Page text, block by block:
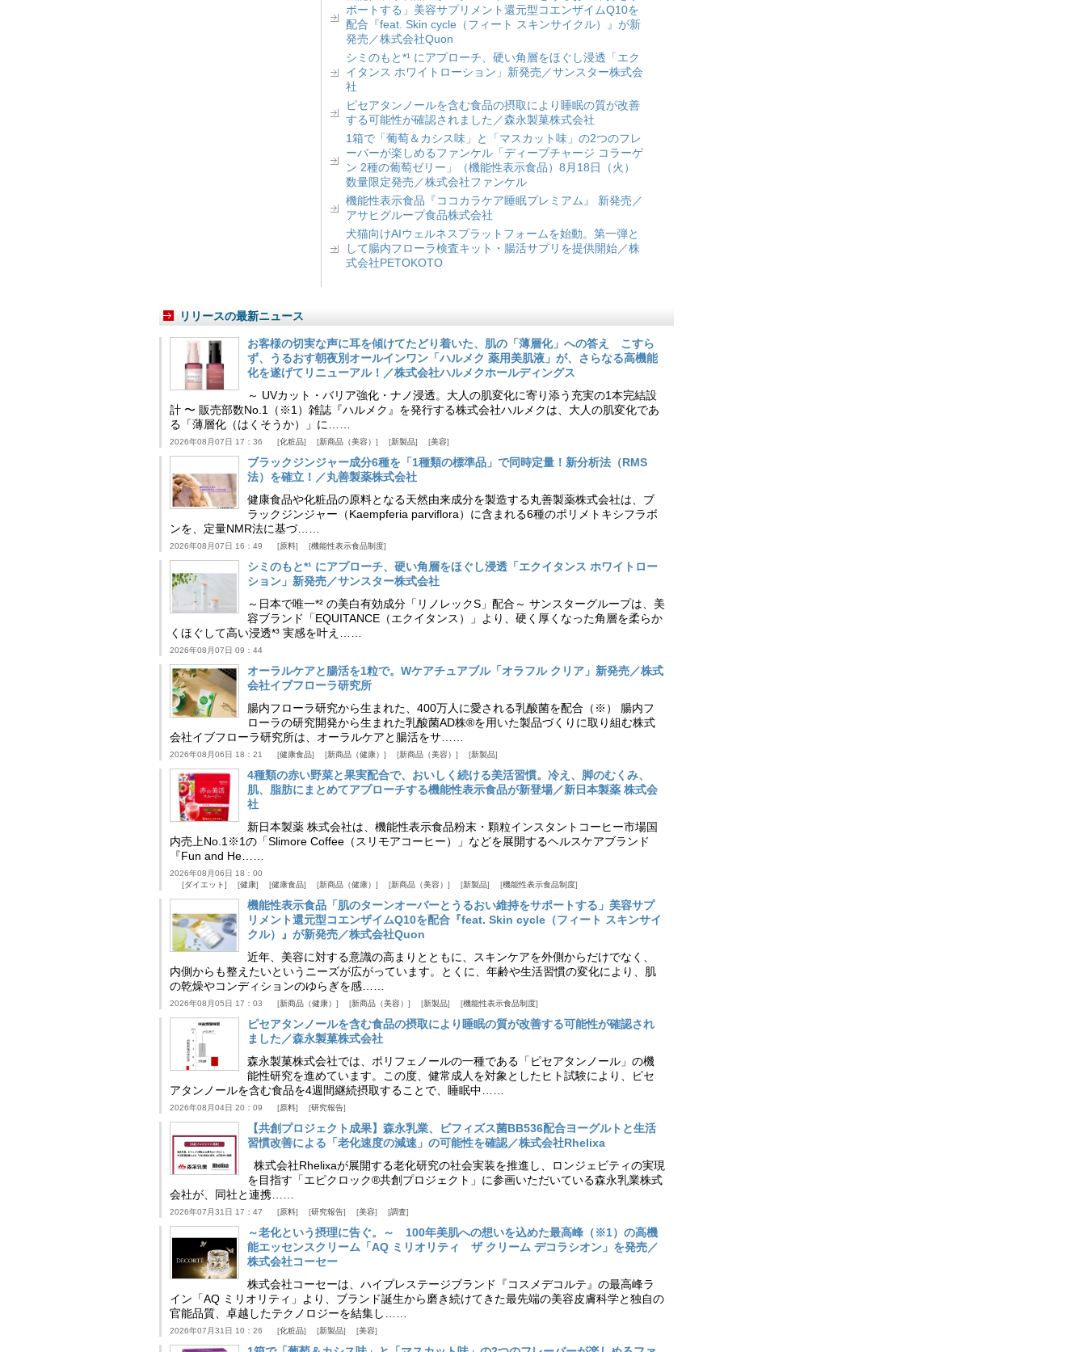
ポートする」美容サプリメント還元型コエンザイムQ10を
配合『feat. Skin cycle（フィート スキンサイクル）』が新
発売／株式会社Quon
シミのもと*¹ にアプローチ、硬い角層をほぐし浸透「エク
イタンス ホワイトローション」新発売／サンスター株式会
社
ピセアタンノールを含む食品の摂取により睡眠の質が改善
する可能性が確認されました／森永製菓株式会社
1箱で「葡萄＆カシス味」と「マスカット味」の2つのフレ
ーバーが楽しめるファンケル「ディープチャージ コラーゲ
ン 2種の葡萄ゼリー」（機能性表示食品）8月18日（火）
数量限定発売／株式会社ファンケル
機能性表示食品『ココカラケア睡眠プレミアム』 新発売／
アサヒグループ食品株式会社
犬猫向けAIウェルネスプラットフォームを始動。第一弾と
して腸内フローラ検査キット・腸活サプリを提供開始／株
式会社PETOKOTO
リリースの最新ニュース
お客様の切実な声に耳を傾けてたどり着いた、肌の「薄層化」への答え こすら
ず、うるおす朝夜別オールインワン「ハルメク 薬用美肌液」が、さらなる高機能
化を遂げてリニューアル！／株式会社ハルメクホールディングス
～ UVカット・バリア強化・ナノ浸透。大人の肌変化に寄り添う充実の1本完結設
計 〜 販売部数No.1（※1）雑誌『ハルメク』を発行する株式会社ハルメクは、大人の肌変化であ
る「薄層化（はくそうか）」に……
2026年08月07日 17：36 化粧品 新商品（美容） 新製品 美容
ブラックジンジャー成分6種を「1種類の標準品」で同時定量！新分析法（RMS
法）を確立！／丸善製薬株式会社
健康食品や化粧品の原料となる天然由来成分を製造する丸善製薬株式会社は、ブ
ラックジンジャー（Kaempferia parviflora）に含まれる6種のポリメトキシフラボ
ンを、定量NMR法に基づ……
2026年08月07日 16：49 原料 機能性表示食品制度
シミのもと*¹ にアプローチ、硬い角層をほぐし浸透「エクイタンス ホワイトロー
ション」新発売／サンスター株式会社
～日本で唯一*² の美白有効成分「リノレックS」配合～ サンスターグループは、美
容ブランド「EQUITANCE（エクイタンス）」より、硬く厚くなった角層を柔らか
くほぐして高い浸透*³ 実感を叶え……
2026年08月07日 09：44
オーラルケアと腸活を1粒で。Wケアチュアブル「オラフル クリア」新発売／株式
会社イブフローラ研究所
腸内フローラ研究から生まれた、400万人に愛される乳酸菌を配合（※） 腸内フ
ローラの研究開発から生まれた乳酸菌AD株®を用いた製品づくりに取り組む株式
会社イブフローラ研究所は、オーラルケアと腸活をサ……
2026年08月06日 18：21 健康食品 新商品（健康） 新商品（美容） 新製品
4種類の赤い野菜と果実配合で、おいしく続ける美活習慣。冷え、脚のむくみ、
肌、脂肪にまとめてアプローチする機能性表示食品が新登場／新日本製薬 株式会
社
新日本製薬 株式会社は、機能性表示食品粉末・顆粒インスタントコーヒー市場国
内売上No.1※1の「Slimore Coffee（スリモアコーヒー）」などを展開するヘルスケアブランド
『Fun and He……
2026年08月06日 18：00
ダイエット
健康 健康食品 新商品（健康） 新商品（美容） 新製品 機能性表示食品制度
機能性表示食品「肌のターンオーバーとうるおい維持をサポートする」美容サプ
リメント還元型コエンザイムQ10を配合『feat. Skin cycle（フィート スキンサイ
クル）』が新発売／株式会社Quon
近年、美容に対する意識の高まりとともに、スキンケアを外側からだけでなく、
内側からも整えたいというニーズが広がっています。とくに、年齢や生活習慣の変化により、肌
の乾燥やコンディションのゆらぎを感……
2026年08月05日 17：03 新商品（健康） 新商品（美容） 新製品 機能性表示食品制度
ピセアタンノールを含む食品の摂取により睡眠の質が改善する可能性が確認され
ました／森永製菓株式会社
森永製菓株式会社では、ポリフェノールの一種である「ピセアタンノール」の機
能性研究を進めています。この度、健常成人を対象としたヒト試験により、ピセ
アタンノールを含む食品を4週間継続摂取することで、睡眠中……
2026年08月04日 20：09 原料 研究報告
【共創プロジェクト成果】森永乳業、ビフィズス菌BB536配合ヨーグルトと生活
習慣改善による「老化速度の減速」の可能性を確認／株式会社Rhelixa
株式会社Rhelixaが展開する老化研究の社会実装を推進し、ロンジェビティの実現
を目指す「エピクロック®共創プロジェクト」に参画いただいている森永乳業株式
会社が、同社と連携……
2026年07月31日 17：47 原料 研究報告 美容 調査
～老化という摂理に告ぐ。～ 100年美肌への想いを込めた最高峰（※1）の高機
能エッセンスクリーム「AQ ミリオリティ ザ クリーム デコラシオン」を発売／
株式会社コーセー
株式会社コーセーは、ハイプレステージブランド『コスメデコルテ』の最高峰ラ
イン「AQ ミリオリティ」より、ブランド誕生から磨き続けてきた最先端の美容皮膚科学と独自の
官能品質、卓越したテクノロジーを結集し……
2026年07月31日 10：26 化粧品 新製品 美容